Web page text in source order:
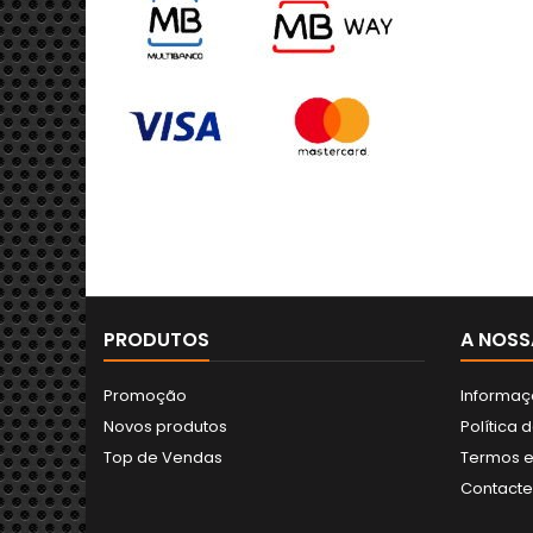
PRODUTOS
Promoção
Novos produtos
Top de Vendas
A
Política
Termos